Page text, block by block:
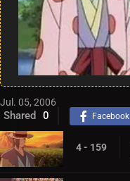
Jul. 05, 2006
Shared 0 Facebook
4 - 159